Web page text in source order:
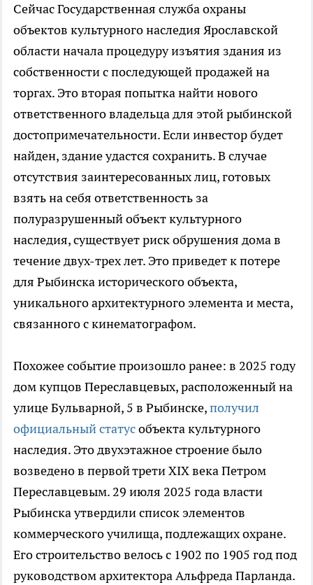
Сейчас Государственная служба охраны
объектов культурного наследия Ярославской
области начала процедуру изъятия здания из
собственности с последующей продажей на
торгах. Это вторая попытка найти нового
ответственного владельца для этой рыбинской
достопримечательности. Если инвестор будет
найден, здание удастся сохранить. В случае
отсутствия заинтересованных лиц, готовых
взять на себя ответственность за
полуразрушенный объект культурного
наследия, существует риск обрушения дома в
течение двух-трех лет. Это приведет к потере
для Рыбинска исторического объекта,
уникального архитектурного элемента и места,
связанного с кинематографом.
Похожее событие произошло ранее: в 2025 году
дом купцов Переславцевых, расположенный на
улице Бульварной, 5 в Рыбинске,получил
официальный статусобъекта культурного
наследия. Это двухэтажное строение было
возведено в первой трети XIX века Петром
Переславцевым. 29 июля 2025 года власти
Рыбинска утвердили список элементов
коммерческого училища, подлежащих охране.
Его строительство велось с 1902 по 1905 год под
руководством архитектора Альфреда Парланда.